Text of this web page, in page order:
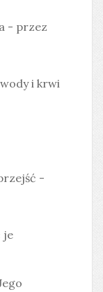
- przez
i krwi
-
je